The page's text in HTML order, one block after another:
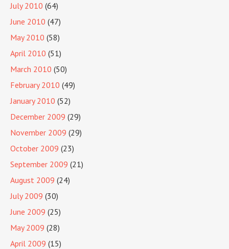
July 2010 (64)
June 2010 (47)
May 2010 (58)
April 2010 (51)
March 2010 (50)
February 2010 (49)
January 2010 (52)
December 2009 (29)
November 2009 (29)
October 2009 (23)
September 2009 (21)
August 2009 (24)
July 2009 (30)
June 2009 (25)
May 2009 (28)
April 2009 (15)